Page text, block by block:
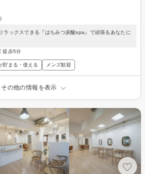
ックスできる『はちみつ炭酸spa』で頑張るあなたに
徒歩5分
貯まる・使える メンズ歓迎
その他の情報を表示